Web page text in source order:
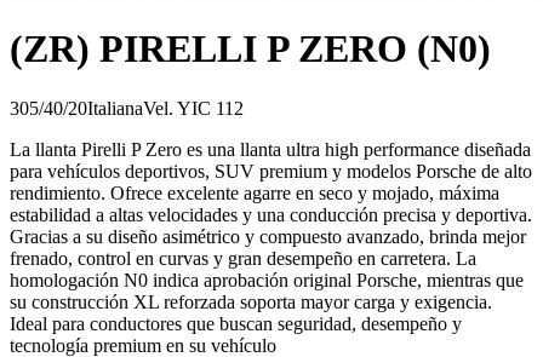
(ZR) PIRELLI P ZERO (N0)
305/40/20ItalianaVel. YIC 112
La llanta Pirelli P Zero es una llanta ultra high performance diseñada
para vehículos deportivos, SUV premium y modelos Porsche de alto
rendimiento. Ofrece excelente agarre en seco y mojado, máxima
estabilidad a altas velocidades y una conducción precisa y deportiva.
Gracias a su diseño asimétrico y compuesto avanzado, brinda mejor
frenado, control en curvas y gran desempeño en carretera. La
homologación N0 indica aprobación original Porsche, mientras que
su construcción XL reforzada soporta mayor carga y exigencia.
Ideal para conductores que buscan seguridad, desempeño y
tecnología premium en su vehículo